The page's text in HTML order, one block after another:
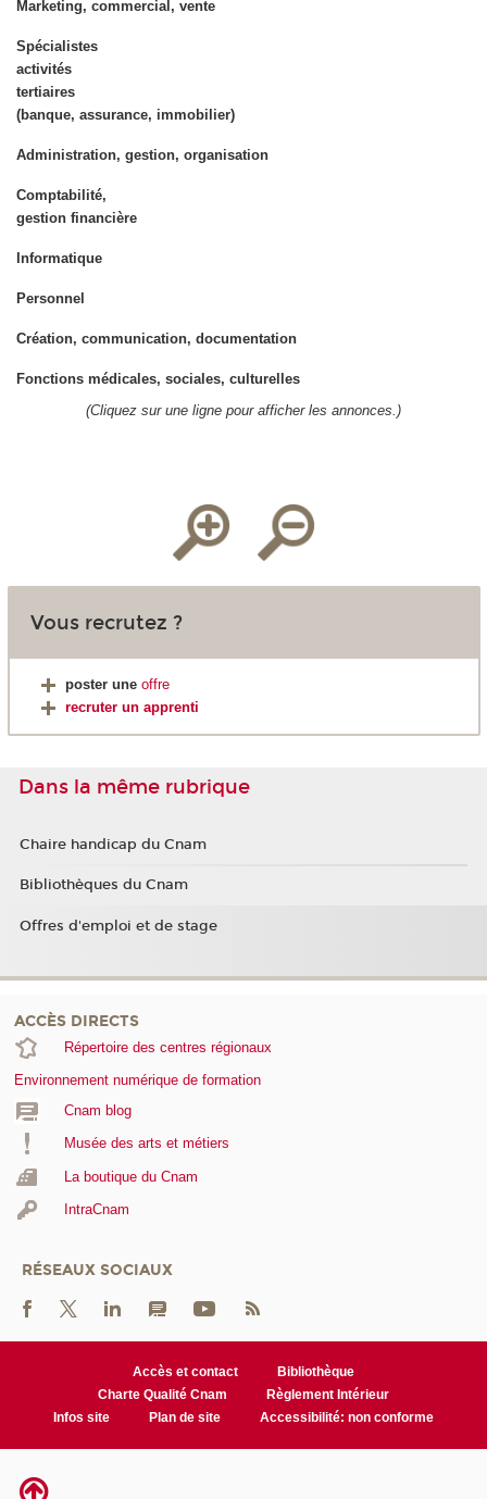
Marketing, commercial, vente
Spécialistes
activités
tertiaires
(banque, assurance, immobilier)
Administration, gestion, organisation
Comptabilité,
gestion financière
Informatique
Personnel
Création, communication, documentation
Fonctions médicales, sociales, culturelles
(Cliquez sur une ligne pour afficher les annonces.)
Vous recrutez ?
poster une offre
recruter un apprenti
Dans la même rubrique
Chaire handicap du Cnam
Bibliothèques du Cnam
Offres d'emploi et de stage
ACCÈS DIRECTS
Répertoire des centres régionaux
Environnement numérique de formation
Cnam blog
Musée des arts et métiers
La boutique du Cnam
IntraCnam
RÉSEAUX SOCIAUX
Accès et contact
Bibliothèque
Charte Qualité Cnam
Règlement Intérieur
Infos site
Plan de site Accessibilité: non conforme